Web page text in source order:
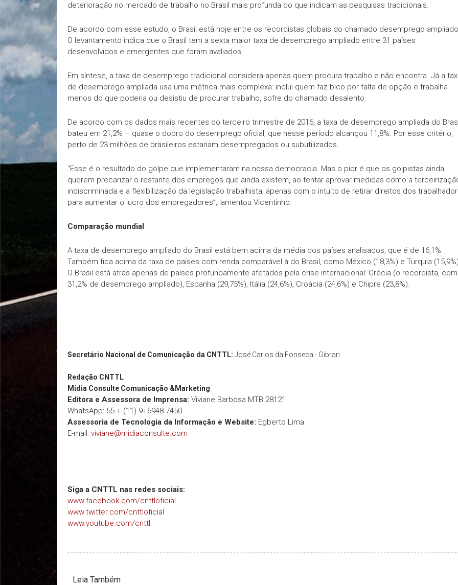
deterioração no mercado de trabalho no Brasil mais profunda do que indicam as pesquisas tradicionais.
De acordo com esse estudo, o Brasil está hoje entre os recordistas globais do chamado desemprego
O levantamento indica que o Brasil tem a sexta maior taxa de desemprego ampliado entre 31 países
desenvolvidos e emergentes que foram avaliados.
Em síntese, a taxa de desemprego tradicional considera apenas quem procura trabalho e não encontra. Já a
de desemprego ampliada usa uma métrica mais complexa: inclui quem faz bico por falta de opção e trabalha
menos do que poderia ou desistiu de procurar trabalho, sofre do chamado desalento.
De acordo com os dados mais recentes do terceiro trimestre de 2016, a taxa de desemprego ampliada do
bateu em 21,2% – quase o dobro do desemprego oficial, que nesse período alcançou 11,8%. Por esse critério,
perto de 23 milhões de brasileiros estariam desempregados ou subutilizados.
“Esse é o resultado do golpe que implementaram na nossa democracia. Mas o pior é que os golpistas ainda
querem precarizar o restante dos empregos que ainda existem, ao tentar aprovar medidas como a
indiscriminada e a flexibilização da legislação trabalhista, apenas com o intuito de retirar direitos dos
para aumentar o lucro dos empregadores”, lamentou Vicentinho.
Comparação mundial
A taxa de desemprego ampliado do Brasil está bem acima da média dos países analisados, que é de 16,1%.
Também fica acima da taxa de países com renda comparável à do Brasil, como México (18,3%) e Turquia
O Brasil está atrás apenas de países profundamente afetados pela crise internacional: Grécia (o recordista, com
31,2% de desemprego ampliado), Espanha (29,75%), Itália (24,6%), Croácia (24,6%) e Chipre (23,8%).
Secretário Nacional de Comunicação da CNTTL: José Carlos da Fonseca - Gibran
Redação CNTTL
Mídia Consulte Comunicação &Marketing
Editora e Assessora de Imprensa: Viviane Barbosa MTB 28121
WhatsApp: 55 + (11) 9+6948-7450
Assessoria de Tecnologia da Informação e Website: Egberto Lima
E-mail: viviane@midiaconsulte.com
Siga a CNTTL nas redes sociais:
www.facebook.com/cnttloficial
www.twitter.com/cnttloficial
www.youtube.com/cnttl
Leia Também